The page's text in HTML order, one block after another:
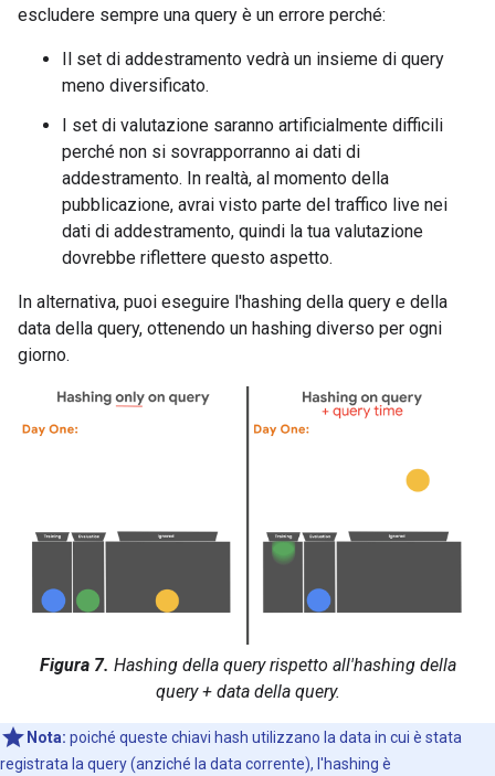
escludere sempre una query è un errore perché:
Il set di addestramento vedrà un insieme di query
meno diversificato.
I set di valutazione saranno artificialmente difficili
perché non si sovrapporranno ai dati di
addestramento. In realtà, al momento della
pubblicazione, avrai visto parte del traffico live nei
dati di addestramento, quindi la tua valutazione
dovrebbe riflettere questo aspetto.
In alternativa, puoi eseguire l'hashing della query e della
data della query, ottenendo un hashing diverso per ogni
giorno.
Figura 7. Hashing della query rispetto all'hashing della
query + data della query.
Nota: poiché queste chiavi hash utilizzano la data in cui è stata
registrata la query (anziché la data corrente), l'hashing è